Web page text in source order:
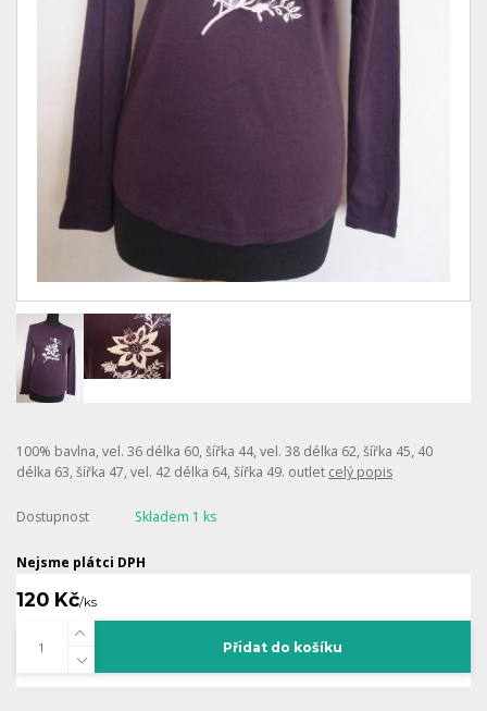
100% bavlna, vel. 36 délka 60, šířka 44, vel. 38 délka 62, šířka 45, 40
délka 63, šířka 47, vel. 42 délka 64, šířka 49. outlet celý popis
Dostupnost Skladem 1 ks
Nejsme plátci DPH
120 Kč/ks
Přidat do košíku